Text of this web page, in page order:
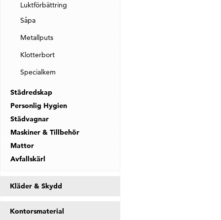
Luktförbättring
Såpa
Metallputs
Klotterbort
Specialkem
Städredskap
Personlig Hygien
Städvagnar
Maskiner & Tillbehör
Mattor
Avfallskärl
Kläder & Skydd
Kontorsmaterial